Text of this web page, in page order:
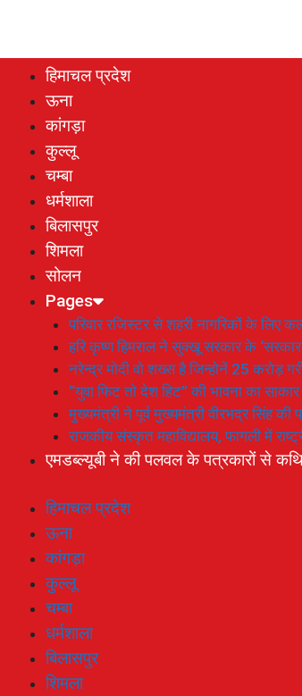
हिमाचल प्रदेश
ऊना
कांगड़ा
कुल्लू
चम्बा
धर्मशाला
बिलासपुर
शिमला
सोलन
Pages
परिवार रजिस्टर से शहरी नागरिकों के लिए
हरि कृष्ण हिमराल ने सुक्खू सरकार के ‘सरकार
नरेन्द्र मोदी वो शख्स है जिन्होनें 25 करोड़
“युवा फिट तो देश हिट” की भावना का
मुख्यमंत्री ने पूर्व मुख्यमंत्री वीरभद्र सिंह की
राजकीय संस्कृत महाविद्यालय, फागली में
एमडब्ल्यूबी ने की पलवल के पत्रकारों से
हिमाचल प्रदेश
ऊना
कांगड़ा
कुल्लू
चम्बा
धर्मशाला
बिलासपुर
शिमला